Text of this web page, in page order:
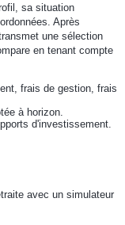
sa situation
Après
une sélection
en tenant compte
frais de gestion, frais
à horizon.
d'investissement.
avec un simulateur